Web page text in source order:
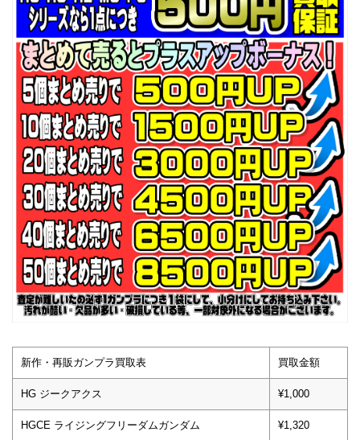
新作・再販ガンプラ買取表 買取金額
HG ジークアクス ¥1,000
HGCE ライジングフリーダムガンダム ¥1,320